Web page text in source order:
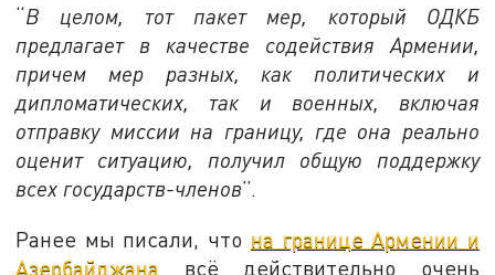
“В целом, тот пакет мер, который ОДКБ
предлагает в качестве содействия Армении,
причем мер разных, как политических и
дипломатических, так и военных, включая
отправку миссии на границу, где она реально
оценит ситуацию, получил общую поддержку
всех государств-членов”.
Ранее мы писали, что на границе Армении и
Азербайджана всё действительно очень